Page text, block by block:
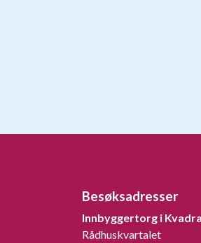
Besøksadresser
Innbyggertorg i
Rådhuskvartalet